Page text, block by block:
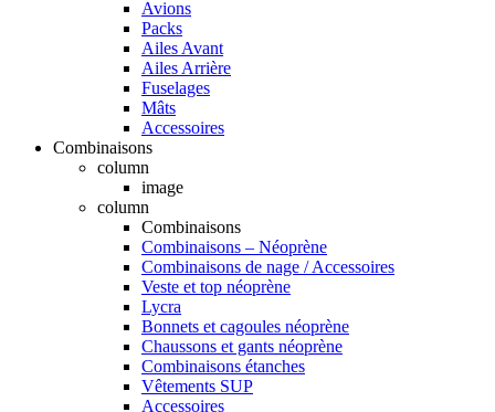
Avions
Packs
Ailes Avant
Ailes Arrière
Fuselages
Mâts
Accessoires
Combinaisons
column
image
column
Combinaisons
Combinaisons – Néoprène
Combinaisons de nage / Accessoires
Veste et top néoprène
Lycra
Bonnets et cagoules néoprène
Chaussons et gants néoprène
Combinaisons étanches
Vêtements SUP
Accessoires